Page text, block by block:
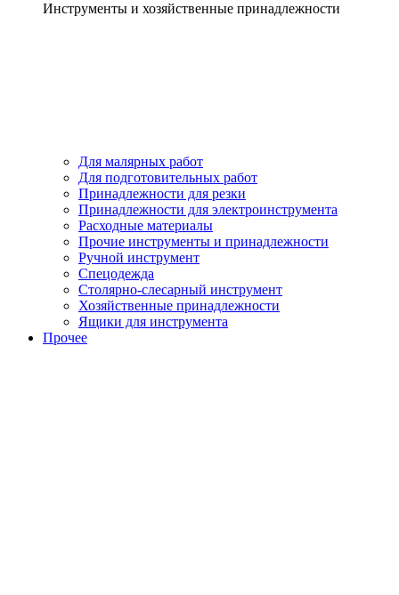
Инструменты и хозяйственные принадлежности
Для малярных работ
Для подготовительных работ
Принадлежности для резки
Принадлежности для электроинструмента
Расходные материалы
Прочие инструменты и принадлежности
Ручной инструмент
Спецодежда
Столярно-слесарный инструмент
Хозяйственные принадлежности
Ящики для инструмента
Прочее